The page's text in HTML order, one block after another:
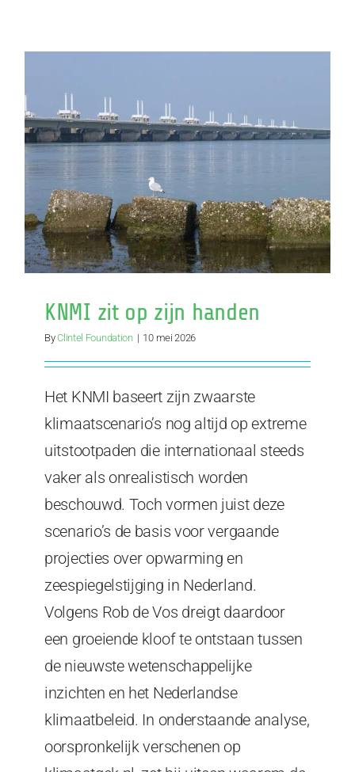
KNMI zit op zijn handen
ByClintel Foundation | 10 mei 2026
Het KNMI baseert zijn zwaarste
klimaatscenario’s nog altijd op extreme
uitstootpaden die internationaal steeds
vaker als onrealistisch worden
beschouwd. Toch vormen juist deze
scenario’s de basis voor vergaande
projecties over opwarming en
zeespiegelstijging in Nederland.
Volgens Rob de Vos dreigt daardoor
een groeiende kloof te ontstaan tussen
de nieuwste wetenschappelijke
inzichten en het Nederlandse
klimaatbeleid. In onderstaande analyse,
oorspronkelijk verschenen op